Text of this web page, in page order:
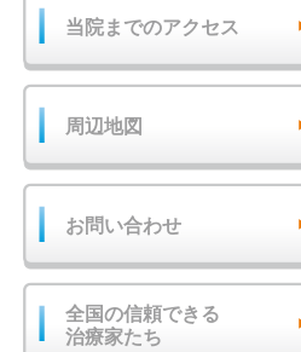
当院までのアクセス
周辺地図
お問い合わせ
全国の信頼できる
治療家たち